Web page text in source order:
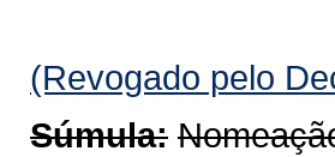
(Revogado pelo
Súmula: